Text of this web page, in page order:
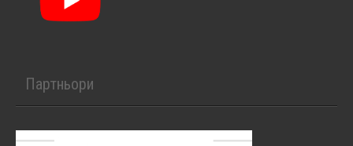
Партньори